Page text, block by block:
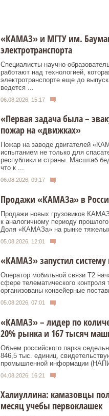
«КАМАЗ» и МГТУ им.
электротранспорта
Специалисты научно-
работают над технологией,
электротранспорте еще до
ведется ...
06.08.2026, 15:17
«Первая задача была –
пожар на «движках»
Пожар на заводе двигателей
испытанием не только для
республики и страны. Масштаб
что к ...
06.08.2026, 09:17
Продажи «КАМАЗа» в
Продажи новых грузовиков
к аналогичному периоду
Доля «КАМАЗа» на рынке тяжелых
05.08.2026, 12:01
«КАМАЗ» запустил систему
Оператор мобильной связи T2
сфере телематического
организованы конвейерные
05.08.2026, 07:01
«КАМАЗ» – лидер по
20% рынка и 167 тысяч
Объем российского парка
846,5 тыс. единиц,
промышленной информации
04.08.2026, 16:21
Халиуллина: камазовцы
месяц учебы первоклашек